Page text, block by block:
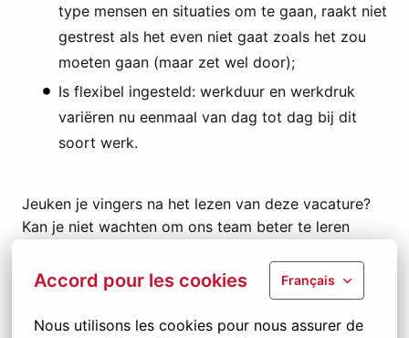
Accord pour les cookies Français
Nous utilisons les cookies pour nous assurer de
type mensen en situaties om te gaan, raakt niet
gestrest als het even niet gaat zoals het zou
moeten gaan (maar zet wel door);
Is flexibel ingesteld: werkduur en werkdruk
variëren nu eenmaal van dag tot dag bij dit
soort werk.
Jeuken je vingers na het lezen van deze vacature?
Kan je niet wachten om ons team beter te leren
wie weet behoor jij binnenkort tot onze Vinitex-
familie! Stuur ons nu je cv naar
vacatures@vinitex.nl